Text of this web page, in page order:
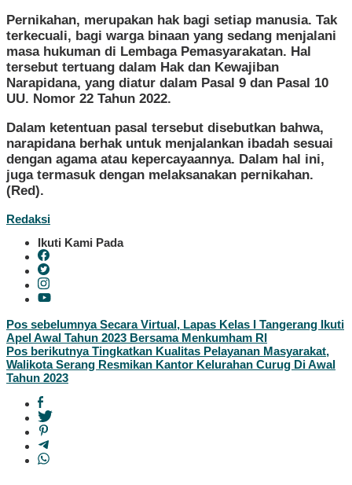
Pernikahan, merupakan hak bagi setiap manusia. Tak
terkecuali, bagi warga binaan yang sedang menjalani
masa hukuman di Lembaga Pemasyarakatan. Hal
tersebut tertuang dalam Hak dan Kewajiban
Narapidana, yang diatur dalam Pasal 9 dan Pasal 10
UU. Nomor 22 Tahun 2022.
Dalam ketentuan pasal tersebut disebutkan bahwa,
narapidana berhak untuk menjalankan ibadah sesuai
dengan agama atau kepercayaannya. Dalam hal ini,
juga termasuk dengan melaksanakan pernikahan.
(Red).
Redaksi
Ikuti Kami Pada
Navigasi
pos
Pos sebelumnyaSecara Virtual, Lapas Kelas I Tangerang Ikuti
Apel Awal Tahun 2023 Bersama Menkumham RI
Pos berikutnyaTingkatkan Kualitas Pelayanan Masyarakat,
Walikota Serang Resmikan Kantor Kelurahan Curug Di Awal
Tahun 2023